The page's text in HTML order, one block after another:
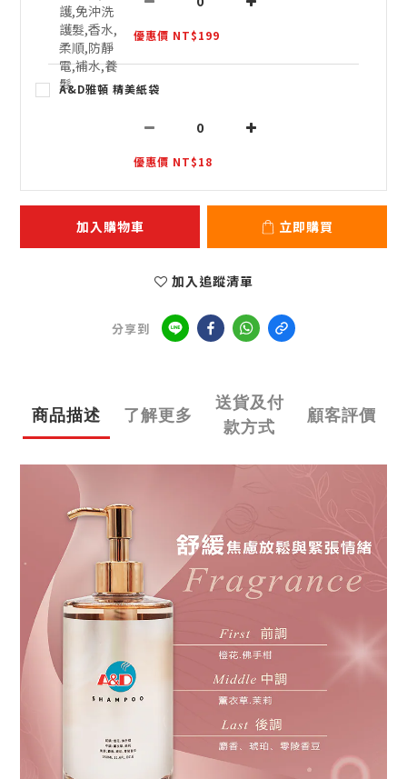
優惠價 NT$199
A&D雅頓 精美紙袋
優惠價 NT$18
加入購物車 立即購買
加入追蹤清單
分享到
商品描述 了解更多
送貨及付
款方式
顧客評價